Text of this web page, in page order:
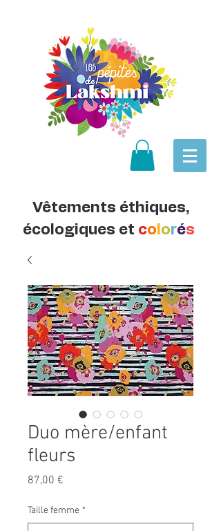
Vêtements éthiques,
écologiques et co orés
Duo mère/enfant
fleurs
87,00 €
Taille femme *